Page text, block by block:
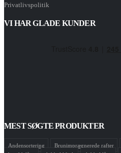
Privatlivspolitik
VI HAR GLADE KUNDER
MEST SØGTE PRODUKTER
Andensortering Brunimprægnerede rafter